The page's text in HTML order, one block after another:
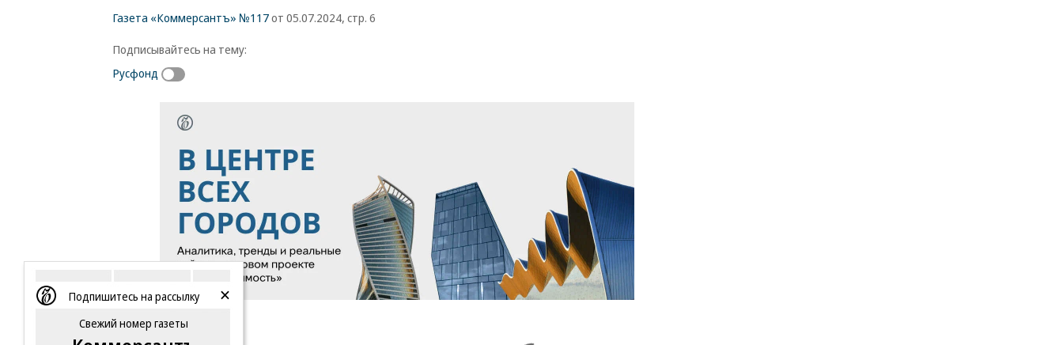
Газета «Коммерсантъ» №117от 05.07.2024, стр. 6
Подписывайтесь на тему:
Русфонд
Подпишитесь на рассылку
Свежий номер газеты